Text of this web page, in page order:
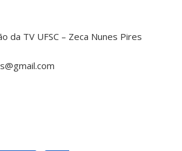
da TV UFSC – Zeca Nunes Pires